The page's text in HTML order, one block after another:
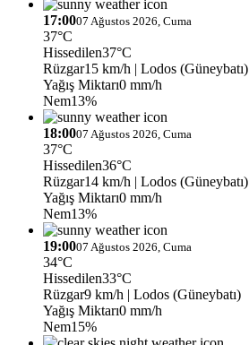
17:0007 Ağustos 2026, Cuma
37°C
Hissedilen37°C
Rüzgar15 km/h | Lodos (Güneybatı)
Yağış Miktarı0 mm/h
Nem13%
18:0007 Ağustos 2026, Cuma
37°C
Hissedilen36°C
Rüzgar14 km/h | Lodos (Güneybatı)
Yağış Miktarı0 mm/h
Nem13%
19:0007 Ağustos 2026, Cuma
34°C
Hissedilen33°C
Rüzgar9 km/h | Lodos (Güneybatı)
Yağış Miktarı0 mm/h
Nem15%